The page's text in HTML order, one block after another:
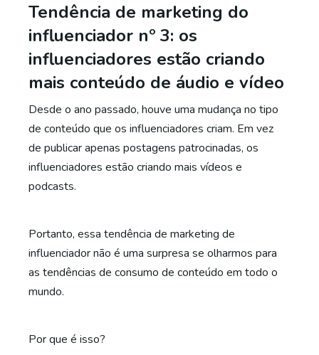
Tendência de marketing do
influenciador nº 3: os
influenciadores estão criando
mais conteúdo de áudio e vídeo
Desde o ano passado, houve uma mudança no tipo
de conteúdo que os influenciadores criam. Em vez
de publicar apenas postagens patrocinadas, os
influenciadores estão criando mais vídeos e
podcasts.
Portanto, essa tendência de marketing de
influenciador não é uma surpresa se olharmos para
as tendências de consumo de conteúdo em todo o
mundo.
Por que é isso?